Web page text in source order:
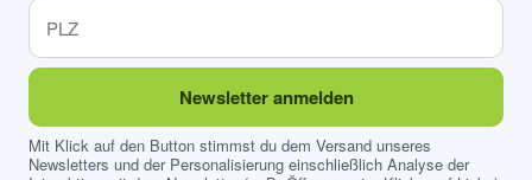
Newsletter anmelden
Mit Klick auf den Button stimmst du dem Versand unseres
Newsletters und der Personalisierung einschließlich Analyse der